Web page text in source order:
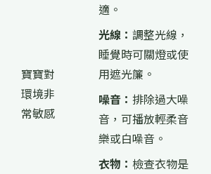
寶寶對
環境非
常敏感
適。
光線： 調整光線，
睡覺時可關燈或使
用遮光簾。
噪音： 排除過大噪
音，可播放輕柔音
樂或白噪音。
衣物： 檢查衣物是